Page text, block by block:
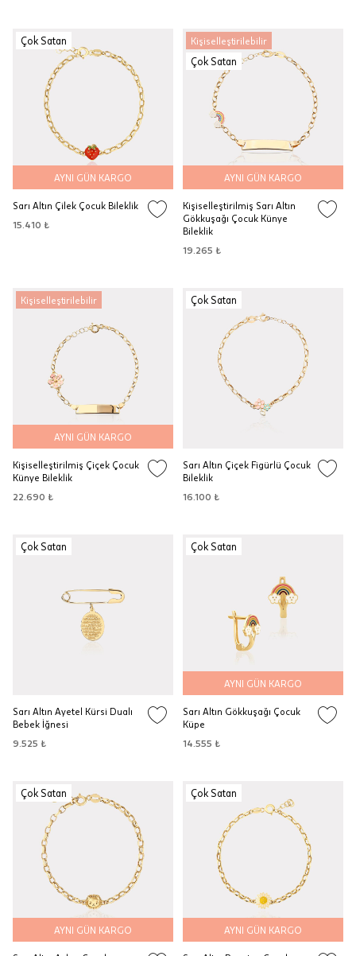
Çok Satan
AYNI GÜN KARGO
Sarı Altın Çilek Çocuk Bileklik
15.410 ₺
Kişiselleştirilebilir
Çok Satan
AYNI GÜN KARGO
Kişiselleştirilmiş Sarı Altın
Gökkuşağı Çocuk Künye
Bileklik
19.265 ₺
Kişiselleştirilebilir
AYNI GÜN KARGO
Kişiselleştirilmiş Çiçek Çocuk
Künye Bileklik
22.690 ₺
Çok Satan
Sarı Altın Çiçek Figürlü Çocuk
Bileklik
16.100 ₺
Çok Satan
Sarı Altın Ayetel Kürsi Dualı
Bebek İğnesi
9.525 ₺
Çok Satan
AYNI GÜN KARGO
Sarı Altın Gökkuşağı Çocuk
Küpe
14.555 ₺
Çok Satan
AYNI GÜN KARGO
Çok Satan
AYNI GÜN KARGO